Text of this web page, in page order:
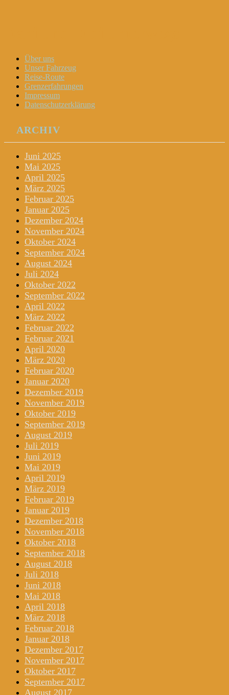
Menu
Widgets
Search
Skip
content
Über uns
Unser Fahrzeug
Reise-Route
Grenzerfahrungen
Impressum
Datenschutzerklärung
ARCHIV
Juni 2025
Mai 2025
April 2025
März 2025
Februar 2025
Januar 2025
Dezember 2024
November 2024
Oktober 2024
September 2024
August 2024
Juli 2024
Oktober 2022
September 2022
April 2022
März 2022
Februar 2022
Februar 2021
April 2020
März 2020
Februar 2020
Januar 2020
Dezember 2019
November 2019
Oktober 2019
September 2019
August 2019
Juli 2019
Juni 2019
Mai 2019
April 2019
März 2019
Februar 2019
Januar 2019
Dezember 2018
November 2018
Oktober 2018
September 2018
August 2018
Juli 2018
Juni 2018
Mai 2018
April 2018
März 2018
Februar 2018
Januar 2018
Dezember 2017
November 2017
Oktober 2017
September 2017
August 2017